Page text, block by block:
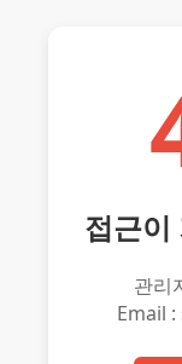
접근이
관리
Email